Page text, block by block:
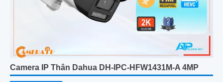
Camera IP Thân Dahua DH-IPC-HFW1431M-A 4MP